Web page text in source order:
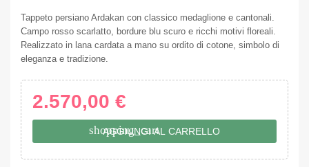
Tappeto persiano Ardakan con classico medaglione e cantonali.
Campo rosso scarlatto, bordure blu scuro e ricchi motivi floreali.
Realizzato in lana cardata a mano su ordito di cotone, simbolo di
eleganza e tradizione.
2.570,00 €
shopping_cart
AGGIUNGI AL CARRELLO